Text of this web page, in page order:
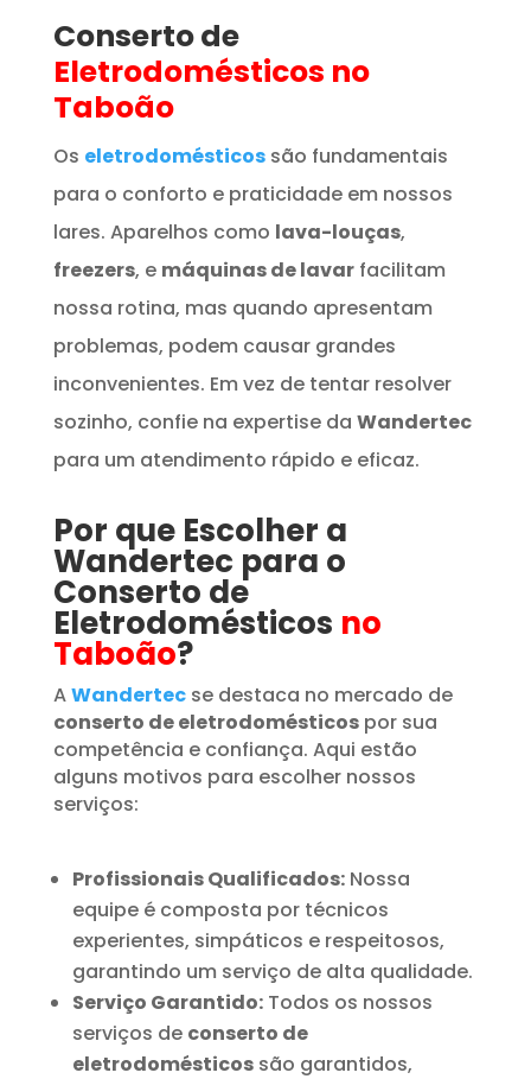
Conserto de
Eletrodomésticos no
Taboão
Os eletrodomésticos são fundamentais
para o conforto e praticidade em nossos
lares. Aparelhos como lava-louças,
freezers, e máquinas de lavarfacilitam
nossa rotina, mas quando apresentam
problemas, podem causar grandes
inconvenientes. Em vez de tentar resolver
sozinho, confie na expertise da Wandertec
para um atendimento rápido e eficaz.
Por que Escolher a
Wandertec para o
Conserto de
Eletrodomésticos no
Taboão?
AWandertecse destaca no mercado de
conserto de eletrodomésticospor sua
competência e confiança. Aqui estão
alguns motivos para escolher nossos
serviços:
Profissionais Qualificados:Nossa
equipe é composta por técnicos
experientes, simpáticos e respeitosos,
garantindo um serviço de alta qualidade.
Serviço Garantido:Todos os nossos
serviços de conserto de
eletrodomésticossão garantidos,